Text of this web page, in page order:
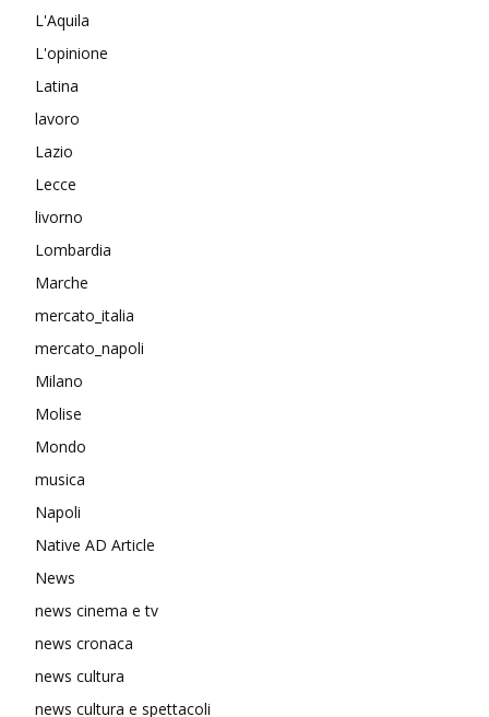
L'Aquila
L'opinione
Latina
lavoro
Lazio
Lecce
livorno
Lombardia
Marche
mercato_italia
mercato_napoli
Milano
Molise
Mondo
musica
Napoli
Native AD Article
News
news cinema e tv
news cronaca
news cultura
news cultura e spettacoli